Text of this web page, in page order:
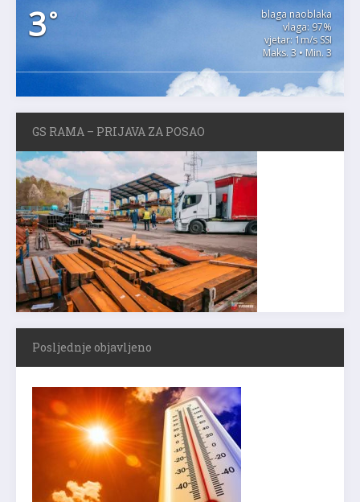
3°
blaga naoblaka
vlaga: 97%
vjetar: 1m/s SSI
Maks. 3 • Min. 3
GS RAMA – PRIJAVA ZA POSAO
Posljednje objavljeno